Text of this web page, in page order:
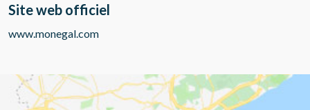
Site web officiel
www.monegal.com